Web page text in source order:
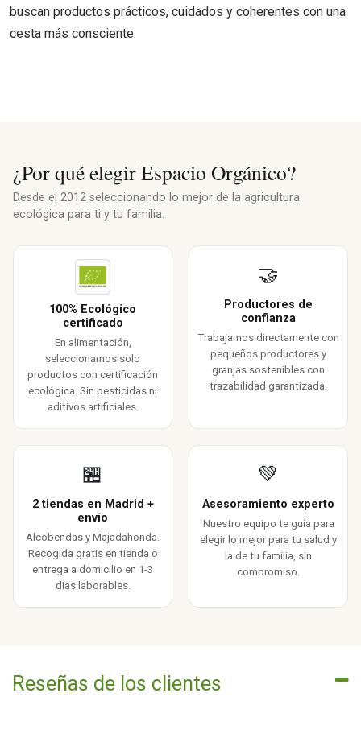
buscan productos prácticos, cuidados y coherentes con una
cesta más consciente.
¿Por qué elegir Espacio Orgánico?
Desde el 2012 seleccionando lo mejor de la agricultura
ecológica para ti y tu familia.
100% Ecológico
certificado
En alimentación,
seleccionamos solo
productos con certificación
ecológica. Sin pesticidas ni
aditivos artificiales.
🤝
Productores de
confianza
Trabajamos directamente con
pequeños productores y
granjas sostenibles con
trazabilidad garantizada.
🏪
2 tiendas en Madrid +
envío
Alcobendas y Majadahonda.
Recogida gratis en tienda o
entrega a domicilio en 1-3
días laborables.
💚
Asesoramiento experto
Nuestro equipo te guía para
elegir lo mejor para tu salud y
la de tu familia, sin
compromiso.
Reseñas de los clientes